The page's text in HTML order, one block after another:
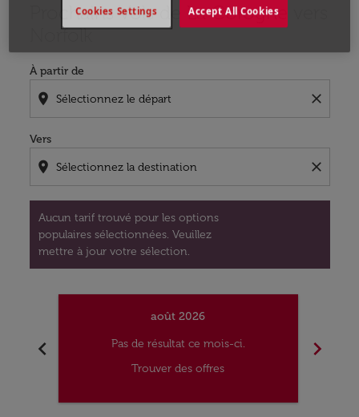
Prochains Vols de La Corogne vers
Norfolk
À partir de
location_on close
Vers
location_on close
Aucun tarif trouvé pour les options
populaires sélectionnées. Veuillez
mettre à jour votre sélection.
Aucun tarif trouvé pour les options populaires
chevron_left
août 2026
Pas de résultat ce mois-ci.
Trouver des offres
chevron_right
Accept All Cookies
Cookies Settings